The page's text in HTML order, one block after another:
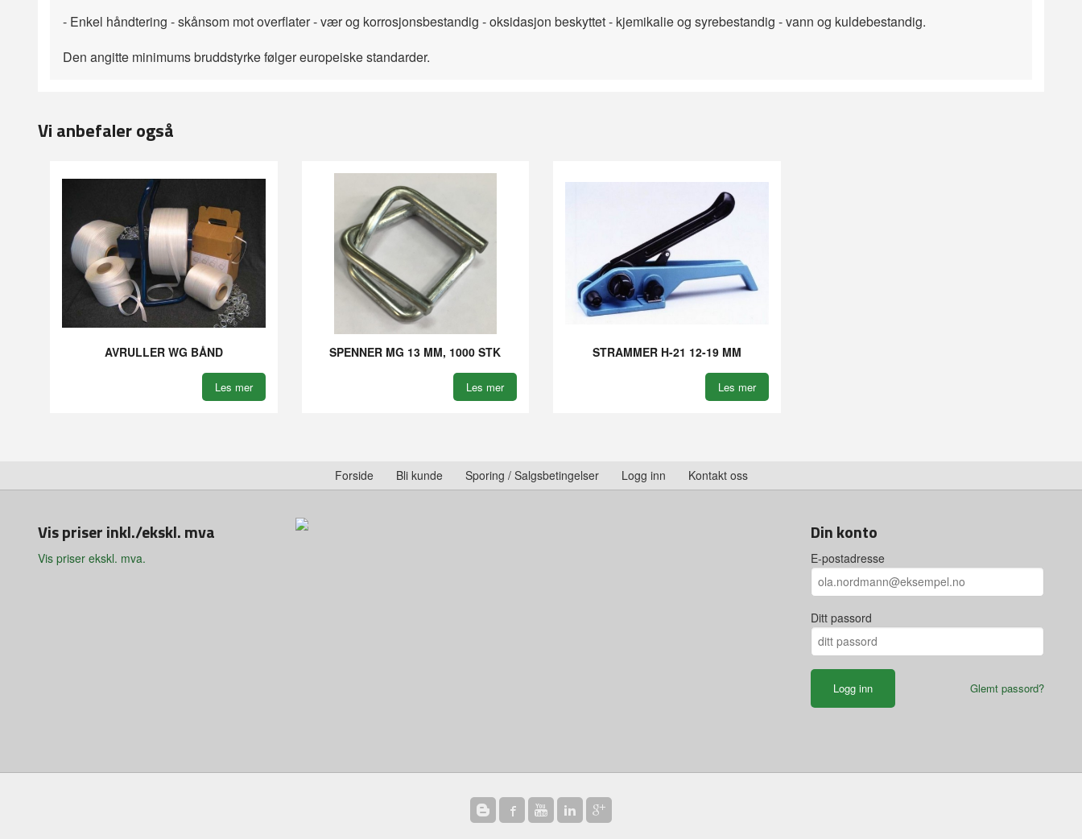
- Enkel håndtering - skånsom mot overflater - vær og korrosjonsbestandig - oksidasjon beskyttet - kjemikalie og syrebestandig - vann og kuldebestandig.
Den angitte minimums bruddstyrke følger europeiske standarder.
Vi anbefaler også
AVRULLER WG BÅND
Les mer
SPENNER MG 13 MM, 1000 STK
Les mer
STRAMMER H-21 12-19 MM
Les mer
Forside Bli kunde Sporing / Salgsbetingelser Logg inn Kontakt oss
Vis priser inkl./ekskl. mva
Vis priser ekskl. mva.
Din konto
E-postadresse
Ditt passord
Glemt passord?